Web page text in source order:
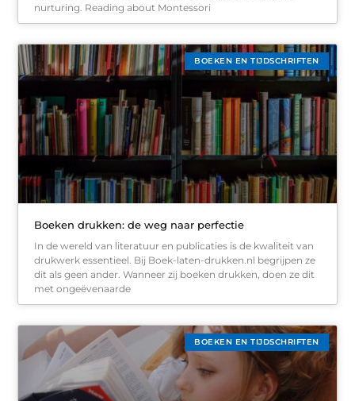
nurturing. Reading about Montessori
BOEKEN EN TIJDSCHRIFTEN
Boeken drukken: de weg naar perfectie
In de wereld van literatuur en publicaties is de kwaliteit van
drukwerk essentieel. Bij Boek-laten-drukken.nl begrijpen ze
dit als geen ander. Wanneer zij boeken drukken, doen ze dit
met ongeëvenaarde
BOEKEN EN TIJDSCHRIFTEN